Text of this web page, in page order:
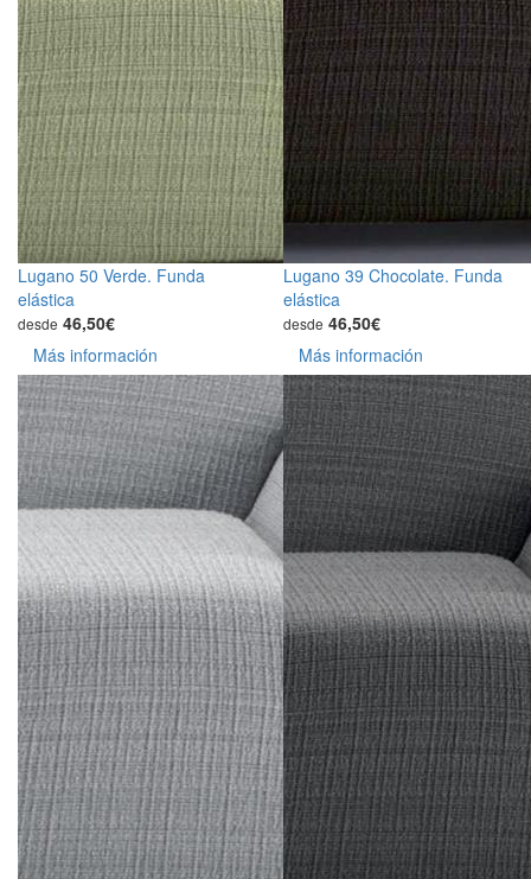
Lugano 50 Verde. Funda
elástica
desde 46,50€
Más información
Lugano 39 Chocolate. Funda
elástica
desde 46,50€
Más información